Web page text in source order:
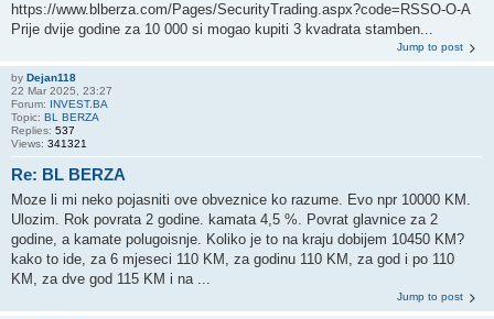
https://www.blberza.com/Pages/SecurityTrading.aspx?code=RSSO-O-A
Prije dvije godine za 10 000 si mogao kupiti 3 kvadrata stamben...
Jump to post
by Dejan118
22 Mar 2025, 23:27
Forum: INVEST.BA
Topic: BL BERZA
Replies: 537
Views: 341321
Re: BL BERZA
Moze li mi neko pojasniti ove obveznice ko razume. Evo npr 10000 KM.
Ulozim. Rok povrata 2 godine. kamata 4,5 %. Povrat glavnice za 2
godine, a kamate polugoisnje. Koliko je to na kraju dobijem 10450 KM?
kako to ide, za 6 mjeseci 110 KM, za godinu 110 KM, za god i po 110
KM, za dve god 115 KM i na ...
Jump to post